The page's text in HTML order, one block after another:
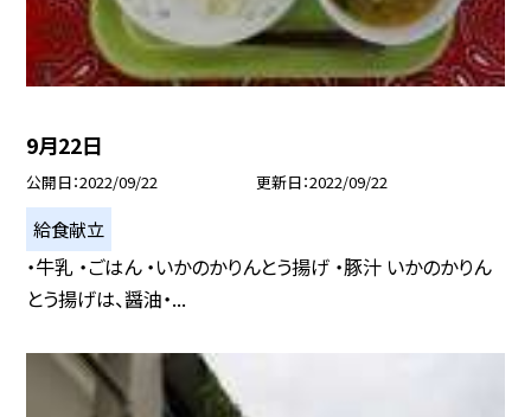
9月22日
公開日 2022/09/22 更新日 2022/09/22
給食献立
・牛乳 ・ごはん ・いかのかりんとう揚げ ・豚汁 いかのかりん
とう揚げは、醤油・...